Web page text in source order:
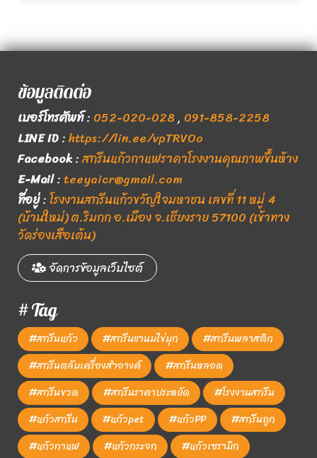
ข้อมูลติดต่อ
เบอร์โทรศัพท์: 052-020-028, 091-858-2258
LINE ID:https://lin.ee/vpTRVOo
Facebook:สกรีนแก้วกาแฟราคาโรงงานคุณภาพขึ้นห้าง
E-Mail:teeyaicr@gmail.com
ที่อยู่:โรงงานสกรีนแก้วขวัญใจมหาชน เลขที่ 11 หมู่ 4
(บ้านใหม่) ต.ริมกก อ.เมือง จ.เชียงราย 57100 (เข้าทาง
วัดร่องเสือเต้น)
จัดการข้อมูลเว็บไซต์
# Tag
#สกรีนแก้ว #สกรีนชานมไข่มุก
#สกรีนพลาสติก
#สกรีนตลับเครื่องสำอางค์
#สกรีนหลอด
#สกรีนขวด
#สกรีนราคาประหยัด
#โรงงานสกรีน
#แก้วสกรีน
#แก้วpet #แก้วPP
#สกรีนถูก
#แก้วกาแฟ
#แก้วกระจก #แก้วเซรามิก